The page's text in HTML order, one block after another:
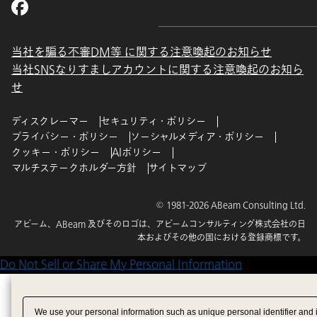
当社を騙る不審DM等 に関する注意喚起のお知らせ
当社SNSなりすましアカウントに関する注意喚起のお知ら
せ
ディスクレーマー
セキュリティ・ポリシー
プライバシー・ポリシー
ソーシャルメディア・ポリシー
クッキー・ポリシー
AIポリシー
マルチステークホルダー方針
サイトマップ
© 1981-2026 ABeam Consulting Ltd.
アビーム、ABeam 及びそのロゴは、アビームコンサルティング株式会社の日
本およびその他の国における登録商標です。
Do Not Sell or Share My Personal Information
We use your personal information such as unique personal identifier